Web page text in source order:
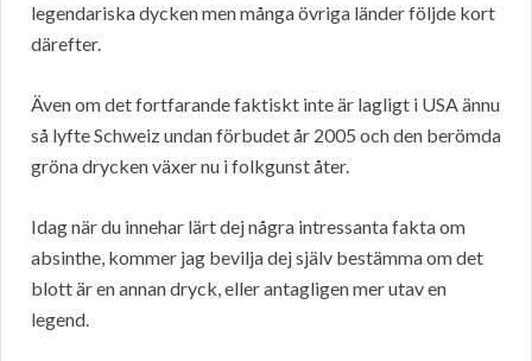
legendariska dycken men många övriga länder följde kort
därefter.
Även om det fortfarande faktiskt inte är lagligt i USA ännu
så lyfte Schweiz undan förbudet år 2005 och den berömda
gröna drycken växer nu i folkgunst åter.
Idag när du innehar lärt dej några intressanta fakta om
absinthe, kommer jag bevilja dej själv bestämma om det
blott är en annan dryck, eller antagligen mer utav en
legend.